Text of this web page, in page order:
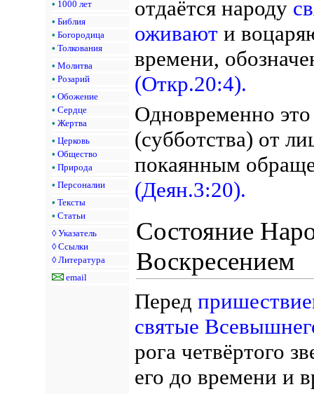
• 1000 лет
• Библия
• Богородица
• Толкования
• Молитва
• Розарий
• Обожение
• Сердце
• Жертва
• Церковь
• Общество
• Природа
• Персоналии
• Тексты
• Статьи
◊ Указатель
◊ Ссылки
◊ Литература
email
отдаётся народу
оживают и
времени,
(Откр.20:4).
Одновременно это
(субботства) от
покаянным
(Деян.3:20).
Состояние
Воскресением
Перед
святые
рога четвёртого
его до времени и